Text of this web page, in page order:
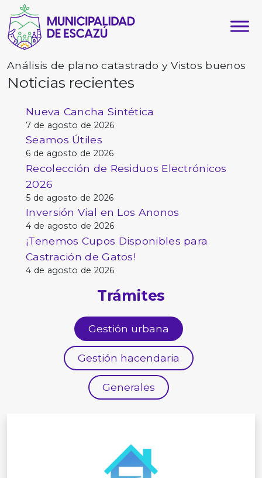
Análisis de plano catastrado y Vistos buenos
Noticias recientes
Nueva Cancha Sintética
7 de agosto de 2026
Seamos Útiles
6 de agosto de 2026
Recolección de Residuos Electrónicos
2026
5 de agosto de 2026
Inversión Vial en Los Anonos
4 de agosto de 2026
¡Tenemos Cupos Disponibles para
Castración de Gatos!
4 de agosto de 2026
Trámites
Gestión urbana
Gestión hacendaria
Generales